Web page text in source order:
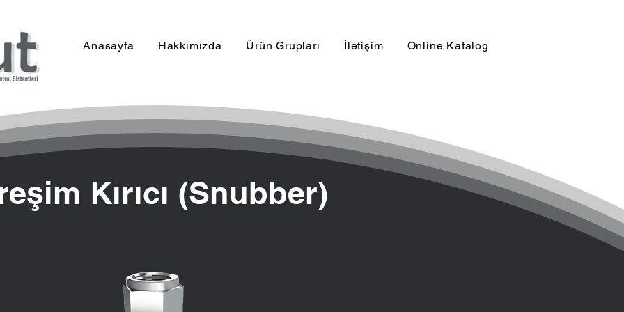
Anasayfa Hakkımızda Ürün Grupları İletişim Online Katalog
Kırıcı (Snubber)